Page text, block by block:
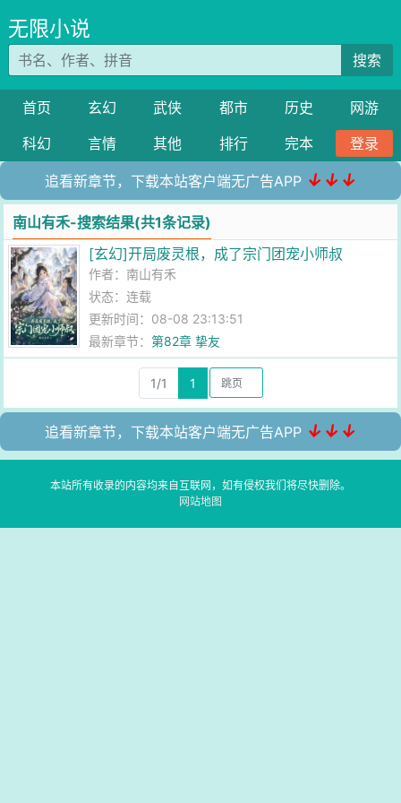
无限小说
搜索
首页 玄幻 武侠 都市 历史
网游
科幻
言情 其他 排行 完本 登录
追看新章节，下载本站客户端无广告APP ↓↓↓
南山有禾-搜索结果(共1条记录)
[玄幻]开局废灵根，成了宗门团宠小师叔
作者： 南山有禾
状态：连载
更新时间：08-08 23:13:51
最新章节：第82章 挚友
1/1 1
追看新章节，下载本站客户端无广告APP ↓↓↓
本站所有收录的内容均来自互联网，如有侵权我们将尽快删除。
网站地图